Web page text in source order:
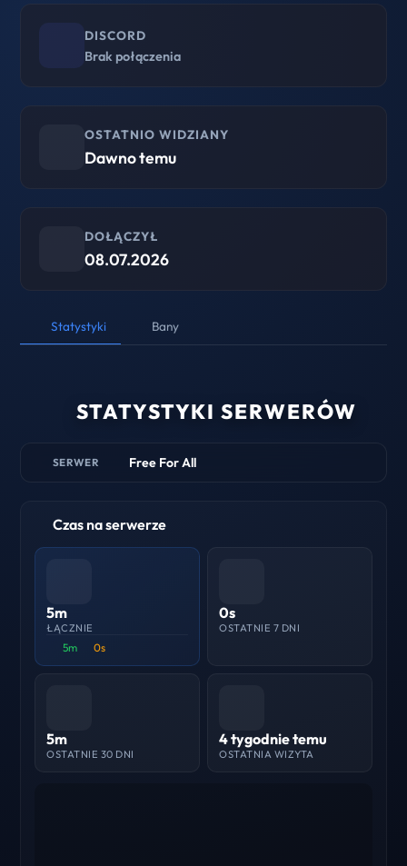
DISCORD
Brak połączenia
OSTATNIO WIDZIANY
Dawno temu
DOŁĄCZYŁ
08.07.2026
Statystyki Bany
STATYSTYKI SERWERÓW
SERWER Free For All
Czas na serwerze
5m
ŁĄCZNIE
5m 0s
0s
OSTATNIE 7 DNI
5m
OSTATNIE 30 DNI
4 tygodnie temu
OSTATNIA WIZYTA